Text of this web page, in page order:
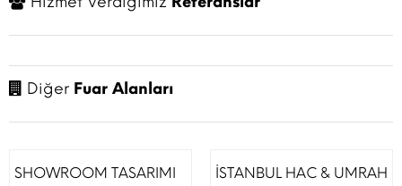
Diğer Fuar Alanları
SHOWROOM TASARIMI
İSTANBUL HAC & UMRAH